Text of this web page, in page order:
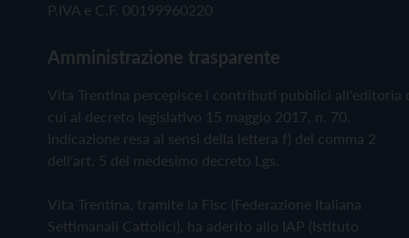
P.IVA e C.F. 00199960220
Amministrazione trasparente
Vita Trentina percepisce i contributi pubblici all'editoria
cui al decreto legislativo 15 maggio 2017, n. 70.
Indicazione resa ai sensi della lettera f) del comma 2
dell'art. 5 del medesimo decreto Lgs.
Vita Trentina, tramite la Fisc (Federazione Italiana
Settimanali Cattolici), ha aderito allo IAP (Istituto